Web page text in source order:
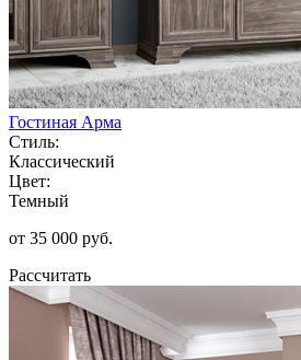
Гостиная Арма
Стиль:
Классический
Цвет:
Темный
от 35 000 руб.
Рассчитать